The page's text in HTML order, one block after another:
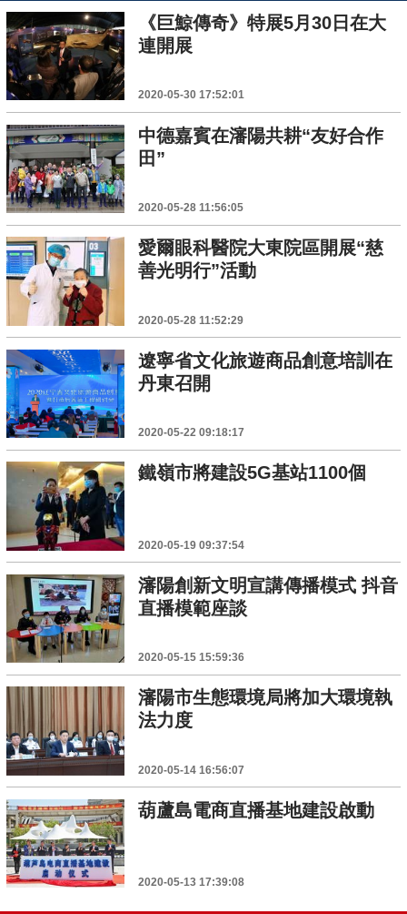
《巨鯨傳奇》特展5月30日在大
連開展
2020-05-30 17:52:01
中德嘉賓在瀋陽共耕“友好合作
田”
2020-05-28 11:56:05
愛爾眼科醫院大東院區開展“慈
善光明行”活動
2020-05-28 11:52:29
遼寧省文化旅遊商品創意培訓在
丹東召開
2020-05-22 09:18:17
鐵嶺市將建設5G基站1100個
2020-05-19 09:37:54
瀋陽創新文明宣講傳播模式 抖音
直播模範座談
2020-05-15 15:59:36
瀋陽市生態環境局將加大環境執
法力度
2020-05-14 16:56:07
葫蘆島電商直播基地建設啟動
2020-05-13 17:39:08